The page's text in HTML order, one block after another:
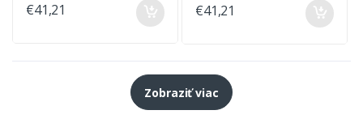
€41,21 €41,21
Zobraziť viac